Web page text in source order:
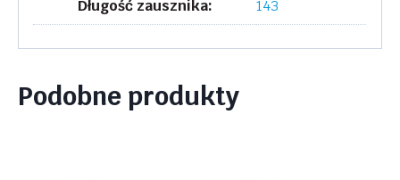
Długość zausznika:
143
Podobne produkty